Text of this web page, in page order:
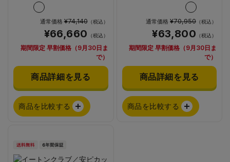
通常価格¥74,140（税込）
¥66,660 （税込）
期間限定 早割価格（9月30日ま
で）
商品詳細を見る
商品を比較する
通常価格 ¥70,950 （税込）
¥63,800 （税込）
期間限定 早割価格（9月30日ま
で）
商品詳細を見る
商品を比較する